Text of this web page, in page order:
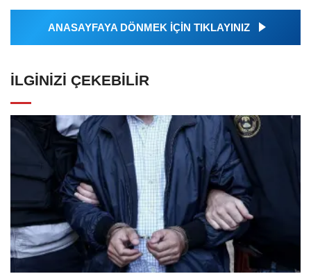
ANASAYFAYA DÖNMEK İÇİN TIKLAYINIZ
İLGINIZI ÇEKEBILIR